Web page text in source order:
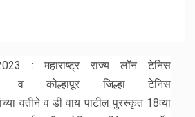
: महाराष्ट्र राज्य लॉन टेनिस
व कोल्हापूर जिल्हा टेनिस
वतीने व डी वाय पाटील पुरस्कृत 18व्या